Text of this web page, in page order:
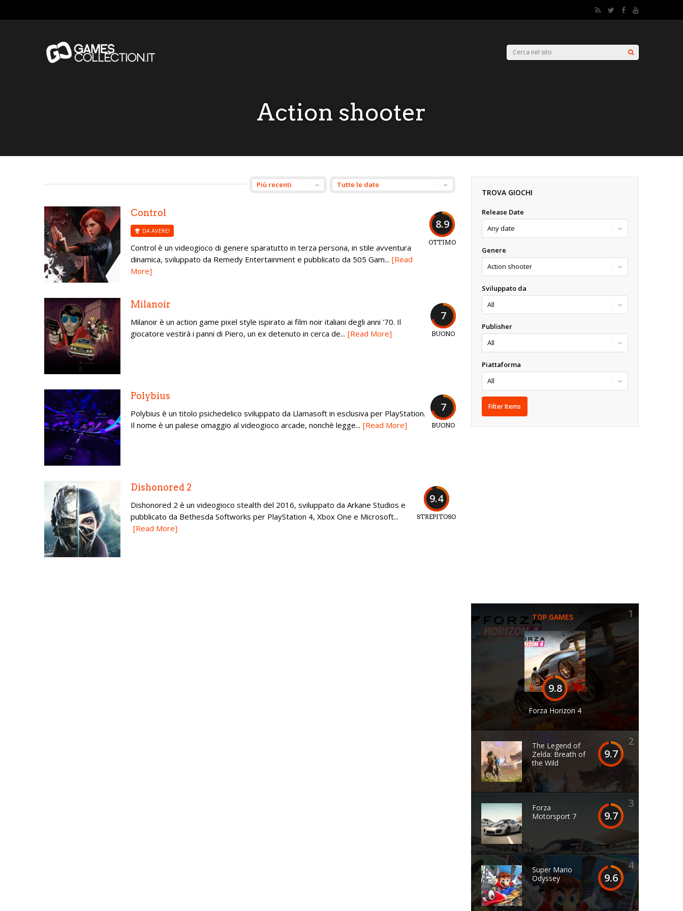
Action shooter
8.9
OTTIMO
Control
DA AVERE!
Control è un videogioco di genere sparatutto in terza persona, in stile avventura
dinamica, sviluppato da Remedy Entertainment e pubblicato da 505 Gam... [Read
More]
7
BUONO
Milanoir
Milanoir è un action game pixel style ispirato ai film noir italiani degli anni '70. Il
giocatore vestirà i panni di Piero, un ex detenuto in cerca de... [Read More]
7
BUONO
Polybius
Polybius è un titolo psichedelico sviluppato da Llamasoft in esclusiva per PlayStation.
Il nome è un palese omaggio al videogioco arcade, nonchè legge... [Read More]
9.4
STREPITOSO
Dishonored 2
Dishonored 2 è un videogioco stealth del 2016, sviluppato da Arkane Studios e
pubblicato da Bethesda Softworks per PlayStation 4, Xbox One e Microsoft...
[Read More]
TROVA GIOCHI
Release Date
Genere
Sviluppato da
Publisher
Piattaforma
TOP GAMES 1
9.8
Forza Horizon 4
2
9.7
The Legend of
Zelda: Breath of
the Wild
3
9.7
Forza
Motorsport 7
4
9.6
Super Mario
Odyssey